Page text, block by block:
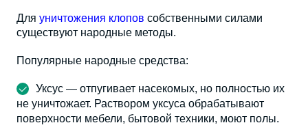
Для уничтожения клопов собственными силами
существуют народные методы.
Популярные народные средства:
Уксус — отпугивает насекомых, но полностью их
не уничтожает. Раствором уксуса обрабатывают
поверхности мебели, бытовой техники, моют полы.